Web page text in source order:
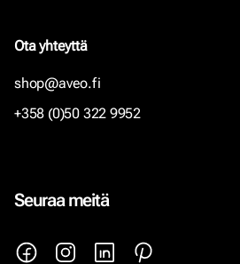
Ota yhteyttä
shop@aveo.fi
+358 (0)50 322 9952
Seuraa meitä